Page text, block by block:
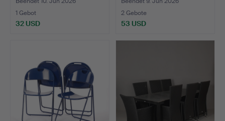
1 Gebot
32 USD
2 Gebote
53 USD